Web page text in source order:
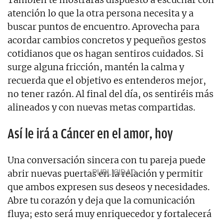
atención lo que la otra persona necesita y a
buscar puntos de encuentro. Aprovecha para
acordar cambios concretos y pequeños gestos
cotidianos que os hagan sentiros cuidados. Si
surge alguna fricción, mantén la calma y
recuerda que el objetivo es entenderos mejor,
no tener razón. Al final del día, os sentiréis más
alineados y con nuevas metas compartidas.
Así le irá a Cáncer en el amor, hoy
Una conversación sincera con tu pareja puede
abrir nuevas puertas en la relación y permitir
que ambos expresen sus deseos y necesidades.
Abre tu corazón y deja que la comunicación
fluya; esto será muy enriquecedor y fortalecerá